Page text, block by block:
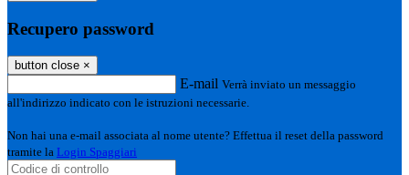
Recupero password
button close ×
E-mail Verrà inviato un messaggio
all'indirizzo indicato con le istruzioni necessarie.
Non hai una e-mail associata al nome utente? Effettua il reset della password
tramite la Login Spaggiari